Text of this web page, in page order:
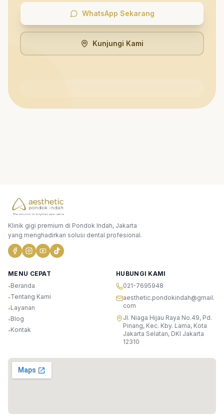
WhatsApp Sekarang
Kunjungi Kami
Klinik gigi premium di Pondok Indah, Jakarta
yang menghadirkan solusi dental profesional.
MENU CEPAT
•Beranda
•Tentang Kami
•Layanan
•Blog
•Kontak
HUBUNGI KAMI
021-7695948
aesthetic.pondokindah@gmail.
com
Jl. Niaga Hijau Raya No.49, Pd.
Pinang, Kec. Kby. Lama, Kota
Jakarta Selatan, DKI Jakarta
12310